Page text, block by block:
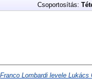
Csoportosítás:
Franco Lombardi levele Lukács